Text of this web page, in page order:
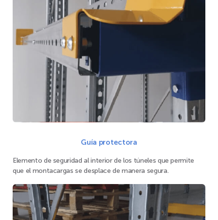
Guía protectora
Elemento de seguridad al interior de los túneles que permite
que el montacargas se desplace de manera segura.